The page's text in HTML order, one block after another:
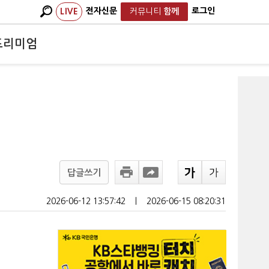
LIVE 전자신문 커뮤니티 함께 로그인
리미엄
답글쓰기
2026-06-12 13:57:42 2026-06-15 08:20:31